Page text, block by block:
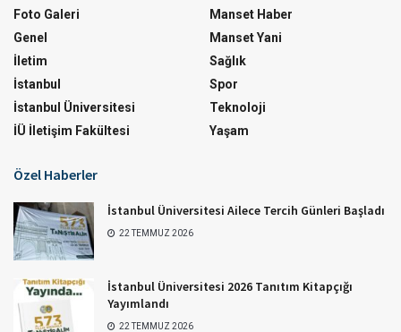
Foto Galeri
Genel
İletim
İstanbul
İstanbul Üniversitesi
İÜ İletişim Fakültesi
Manset Haber
Manset Yani
Sağlık
Spor
Teknoloji
Yaşam
Özel Haberler
İstanbul Üniversitesi Ailece Tercih Günleri Başladı
22 TEMMUZ 2026
İstanbul Üniversitesi 2026 Tanıtım Kitapçığı
Yayımlandı
22 TEMMUZ 2026